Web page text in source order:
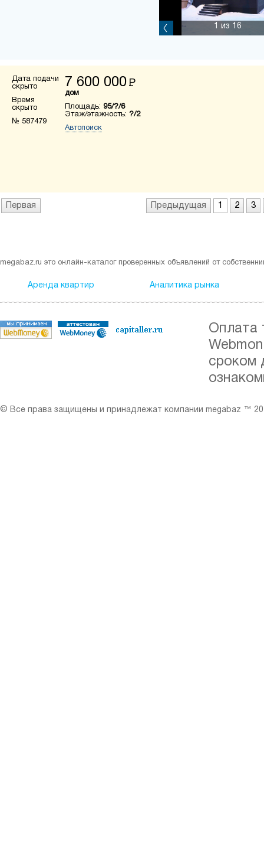
1 из 16
Дата подачи
скрыто
Время
скрыто
№ 587479
7 600 000 Р
дом
Площадь: 95/?/6
Этаж/этажность: ?/2
Автопоиск
Первая Предыдущая 1 2 3
megabaz.ru это онлайн-каталог проверенных объявлений от
Аренда квартир Аналитика рынка
Оплата
сроком
© Все права защищены и принадлежат компании megabaz ™